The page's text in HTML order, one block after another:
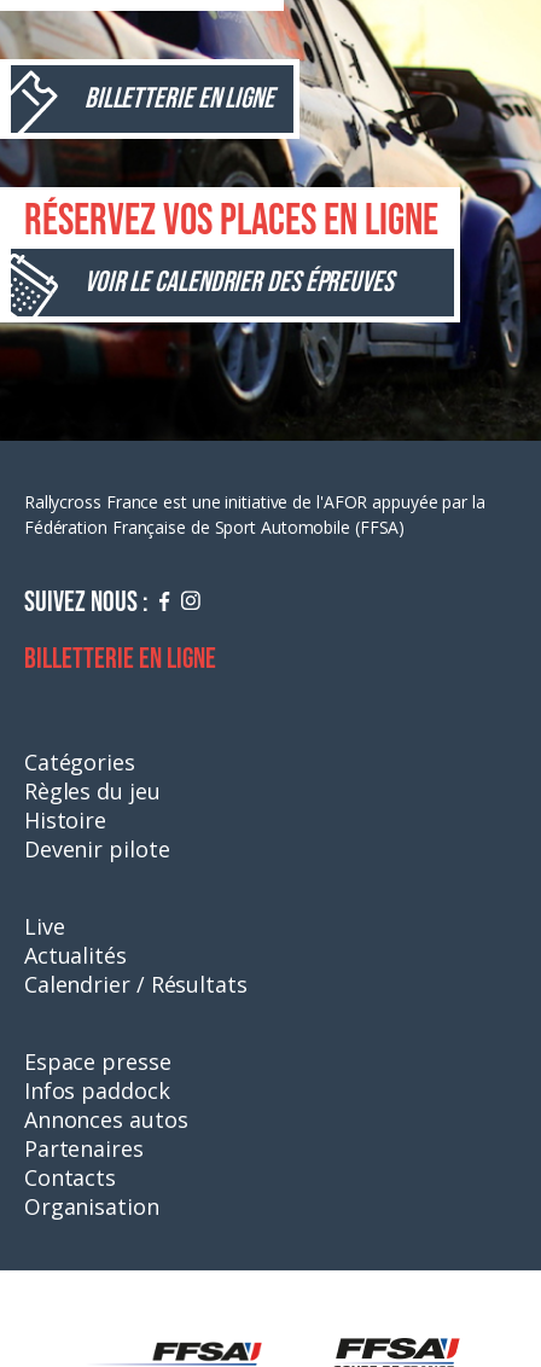
Billetterie en ligne
Réservez vos places en ligne
Voir le calendrier des épreuves
Rallycross France est une initiative de l'AFOR appuyée par la
Fédération Française de Sport Automobile (FFSA)
Suivez nous :
Billetterie en ligne
Catégories
Règles du jeu
Histoire
Devenir pilote
Live
Actualités
Calendrier / Résultats
Espace presse
Infos paddock
Annonces autos
Partenaires
Contacts
Organisation